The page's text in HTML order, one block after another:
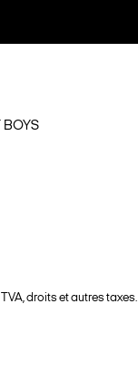
BOYS
droits et autres taxes.